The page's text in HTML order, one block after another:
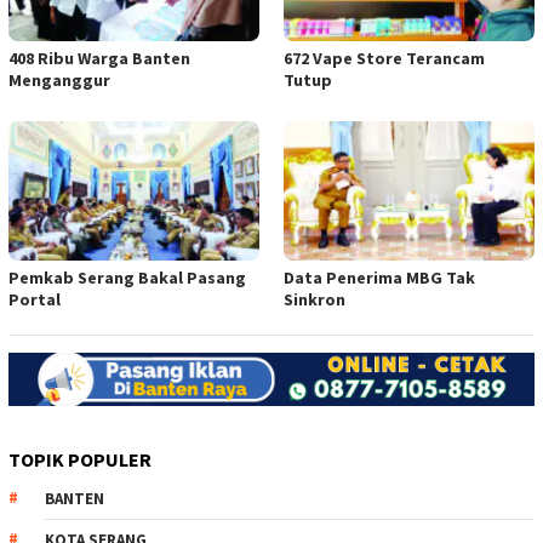
408 Ribu Warga Banten
Menganggur
672 Vape Store Terancam
Tutup
Pemkab Serang Bakal Pasang
Portal
Data Penerima MBG Tak
Sinkron
TOPIK POPULER
BANTEN